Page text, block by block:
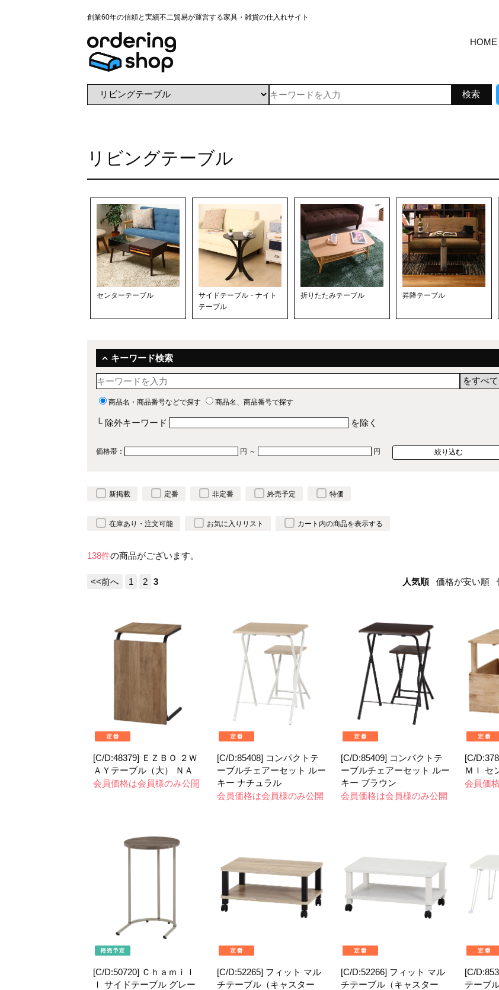
創業60年の信頼と実績不二貿易が運営する家具・雑貨の仕入れサイト
HOME
リビングテーブル
センターテーブル
サイドテーブル・ナイト
テーブル
折りたたみテーブル 昇降テーブル
キーワード検索
商品名・商品番号などで探す 商品名、商品番号で探す
└ 除外キーワード を除く
価格帯： 円 ～ 円
新掲載 定番 非定番 終売予定 特価
在庫あり・注文可能 お気に入りリスト カート内の商品を表示する
138件の商品がございます。
人気順 価格が安い順
<<前へ 1 2 3
[C/D:48379] ＥＺＢＯ ２Ｗ
ＡＹテーブル（大） ＮＡ
会員価格は会員様のみ公開
[C/D:85408] コンパクトテ
ーブルチェアーセット ルー
キー ナチュラル
会員価格は会員様のみ公開
[C/D:85409] コンパクトテ
ーブルチェアーセット ルー
キー ブラウン
会員価格は会員様のみ公開
[C/
ＭＩ セ
会員価
[C/D:50720] Ｃｈａｍｉｌ
ｌ サイドテーブル グレー
[C/D:52265] フィット マル
チテーブル（キャスター
[C/D:52266] フィット マル
チテーブル（キャスター
[C/
テーブ